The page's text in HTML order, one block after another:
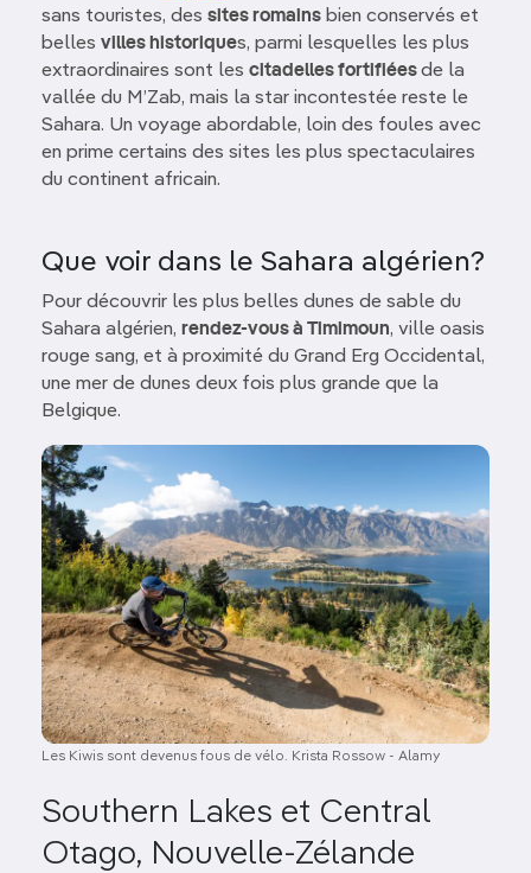
sans touristes, des sites romains bien conservés et
belles villes historiques, parmi lesquelles les plus
extraordinaires sont les citadelles fortifiéesde la
vallée du M’Zab, mais la star incontestée reste le
Sahara. Un voyage abordable, loin des foules avec
en prime certains des sites les plus spectaculaires
du continent africain.
Que voir dans le Sahara algérien?
Pour découvrir les plus belles dunes de sable du
Sahara algérien, rendez-vous à Timimoun, ville oasis
rouge sang, et à proximité du Grand Erg Occidental,
une mer de dunes deux fois plus grande que la
Belgique.
Image
Les Kiwis sont devenus fous de vélo. Krista Rossow - Alamy
Southern Lakes et Central
Otago, Nouvelle-Zélande